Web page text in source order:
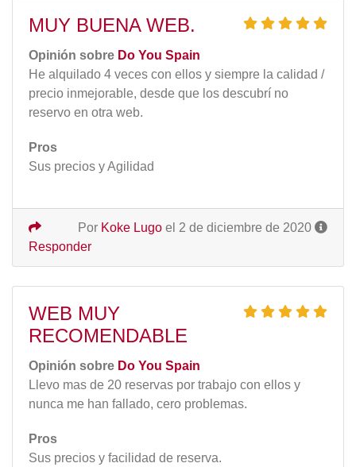
MUY BUENA WEB.
Opinión sobre Do You Spain
He alquilado 4 veces con ellos y siempre la calidad /
precio inmejorable, desde que los descubrí no
reservo en otra web.
Pros
Sus precios y Agilidad
Por Koke Lugo el 2 de diciembre de 2020
Responder
WEB MUY
RECOMENDABLE
Opinión sobre Do You Spain
Llevo mas de 20 reservas por trabajo con ellos y
nunca me han fallado, cero problemas.
Pros
Sus precios y facilidad de reserva.